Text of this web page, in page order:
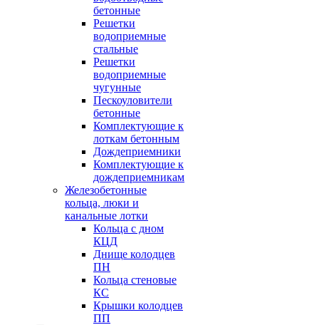
бетонные
Решетки
водоприемные
стальные
Решетки
водоприемные
чугунные
Пескоуловители
бетонные
Комплектующие к
лоткам бетонным
Дождеприемники
Комплектующие к
дождеприемникам
Железобетонные
кольца, люки и
канальные лотки
Кольца с дном
КЦД
Днище колодцев
ПН
Кольца стеновые
КС
Крышки колодцев
ПП